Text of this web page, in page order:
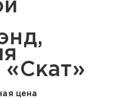
«Скат»
цена